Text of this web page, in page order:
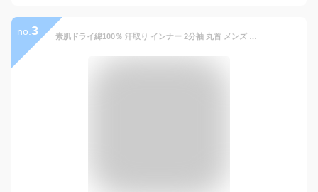
no. 3 素肌ドライ綿100％ 汗取り インナー 2分袖 丸首 メンズ 春夏 脇汗 シャツ パッド付き 半袖 ドライ 汗染み 防止 汗 対策 シャツ 綿混 汗とり パット付き 吸汗速乾 スーツ 出張 肌着 30代 40代 50代 60代 紳士 送料無料 男性 M4441P-E